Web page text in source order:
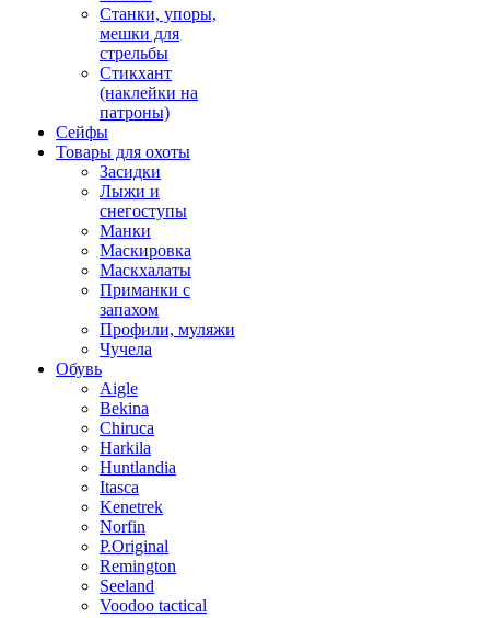
Станки, упоры,
мешки для
стрельбы
Стикхант
(наклейки на
патроны)
Сейфы
Товары для охоты
Засидки
Лыжи и
снегоступы
Манки
Маскировка
Маскхалаты
Приманки с
запахом
Профили, муляжи
Чучела
Обувь
Aigle
Bekina
Chiruсa
Harkila
Huntlandia
Itasca
Kenetrek
Norfin
P.Original
Remington
Seeland
Voodoo tactical